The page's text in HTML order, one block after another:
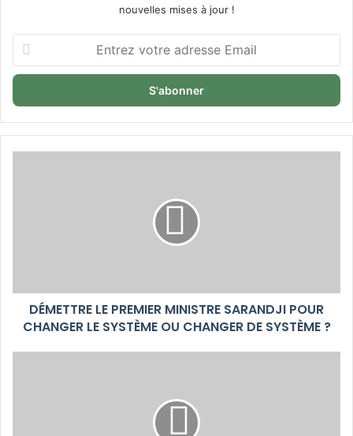
nouvelles mises à jour !
votre
adresse
DÉMETTRE LE PREMIER MINISTRE SARANDJI POUR
CHANGER LE SYSTÈME OU CHANGER DE SYSTÈME ?